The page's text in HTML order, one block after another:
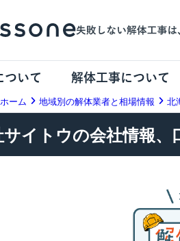
ついて 解体工事について
ホーム 地域別の解体業者と相場情報 北
イトウの会社情報、